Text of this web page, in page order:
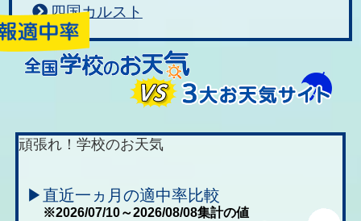
四国カルスト
頑張れ！学校のお天気
▶直近一ヵ月の適中率比較
※2026/07/10～2026/08/08集計の値